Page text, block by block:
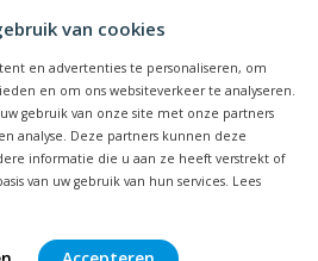
van cookies
en advertenties te personaliseren, om
en om ons websiteverkeer te analyseren.
gebruik van onze site met onze partners
analyse. Deze partners kunnen deze
informatie die u aan ze heeft verstrekt of
van uw gebruik van hun services. Lees